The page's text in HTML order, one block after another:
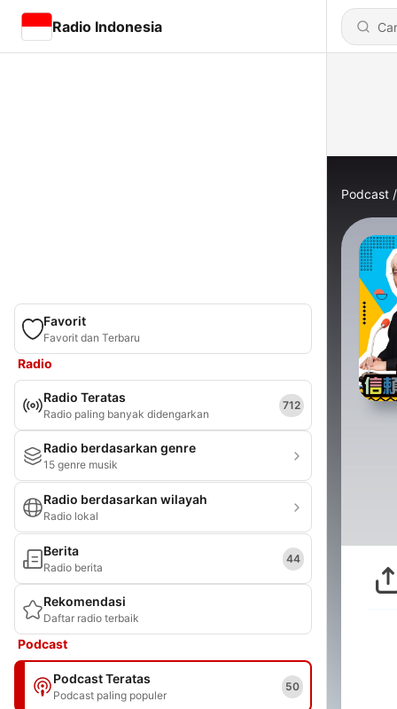
Radio Indonesia
Favorit
Favorit dan Terbaru
Radio
Radio Teratas
Radio paling banyak didengarkan
712
Radio berdasarkan genre
15 genre musik
Radio berdasarkan wilayah
Radio lokal
Berita
Radio berita
44
Rekomendasi
Daftar radio terbaik
Podcast
Podcast Teratas
Podcast paling populer
50
Podcast